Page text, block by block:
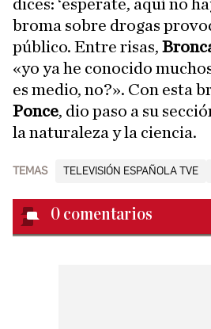
dices: ‘esperate, aquí no
broma sobre drogas
público. Entre risas,
«yo ya he conocido
es medio, no?». Con esta
Ponce, dio paso a su
la naturaleza y la ciencia.
TEMAS TELEVISIÓN ESPAÑOLA TVE
0 comentarios